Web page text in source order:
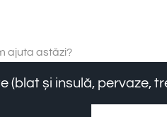
ajuta astăzi?
(blat și insulă, pervaze,